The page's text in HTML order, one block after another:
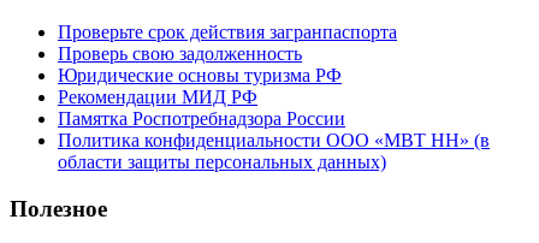
Проверьте срок действия загранпаспорта
Проверь свою задолженность
Юридические основы туризма РФ
Рекомендации МИД РФ
Памятка Роспотребнадзора России
Политика конфиденциальности ООО «МВТ НН» (в
области защиты персональных данных)
Полезное